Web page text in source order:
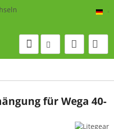
für Wega 40-